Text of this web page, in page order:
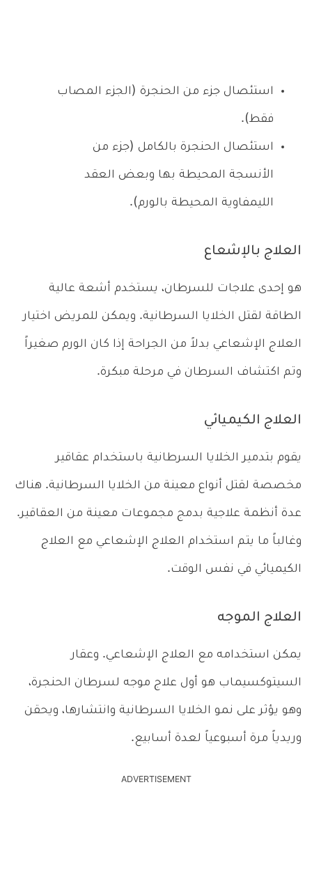
استئصال جزء من الحنجرة (الجزء المصاب
فقط).
استئصال الحنجرة بالكامل (جزء من
الأنسجة المحيطة بها وبعض العقد
الليمفاوية المحيطة بالورم).
العلاج بالإشعاع
هو إحدى علاجات للسرطان، يستخدم أشعة عالية
الطاقة لقتل الخلايا السرطانية. ويمكن للمريض اختيار
العلاج الإشعاعي بدلاً من الجراحة إذا كان الورم صغيراً
وتم اكتشاف السرطان في مرحلة مبكرة.
العلاج الكيميائي
يقوم بتدمير الخلايا السرطانية باستخدام عقاقير
مخصصة لقتل أنواع معينة من الخلايا السرطانية. هناك
عدة أنظمة علاجية بدمج مجموعات معينة من العقاقير.
وغالباً ما يتم استخدام العلاج الإشعاعي مع العلاج
الكيميائي في نفس الوقت.
العلاج الموجه
يمكن استخدامه مع العلاج الإشعاعي. وعقار
السيتوكسيماب هو أول علاج موجه لسرطان الحنجرة،
وهو يؤثر على نمو الخلايا السرطانية وانتشارها، ويحقن
وريدياً مرة أسبوعياً لعدة أسابيع.
ADVERTISEMENT